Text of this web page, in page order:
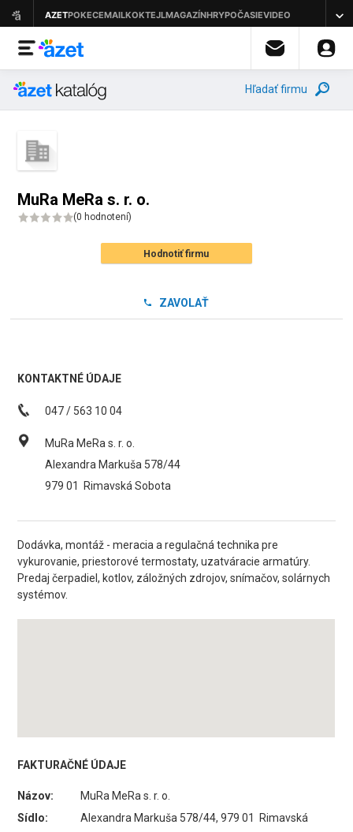
Hľadať firmu
MuRa MeRa s. r. o.
(0 hodnotení)
Hodnotiť firmu
ZAVOLAŤ
KONTAKTNÉ ÚDAJE
047 / 563 10 04
MuRa MeRa s. r. o.
Alexandra Markuša 578/44
979 01
Rimavská Sobota
Dodávka, montáž - meracia a regulačná technika pre
vykurovanie, priestorové termostaty, uzatváracie armatúry.
Predaj čerpadiel, kotlov, záložných zdrojov, snímačov, solárnych
systémov.
FAKTURAČNÉ ÚDAJE
Názov:
MuRa MeRa s. r. o.
Sídlo:
Alexandra Markuša 578/44, 979 01 Rimavská